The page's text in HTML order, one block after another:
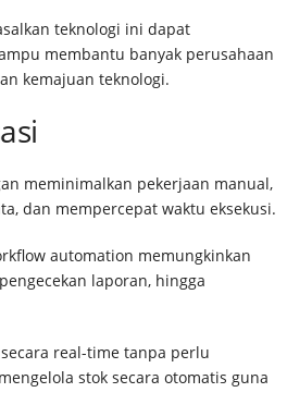
teknologi ini dapat
membantu banyak perusahaan
kemajuan teknologi.
meminimalkan pekerjaan manual,
dan mempercepat waktu eksekusi.
automation memungkinkan
laporan, hingga
real-time tanpa perlu
stok secara otomatis guna